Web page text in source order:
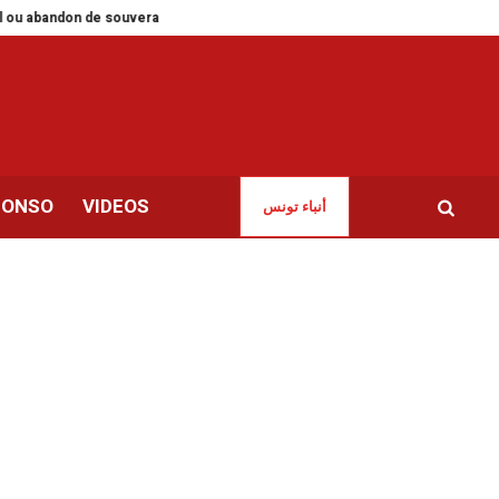
de souveraineté ? Tunisie | Des agri-entrepreneurs pour un
VIDEOS أنباء تونس